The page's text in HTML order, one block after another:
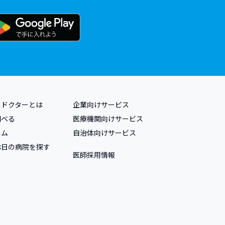
クターとは
る
の病院を探す
企業向けサービス
医療機関向けサービス
自治体向けサービス
医師採用情報